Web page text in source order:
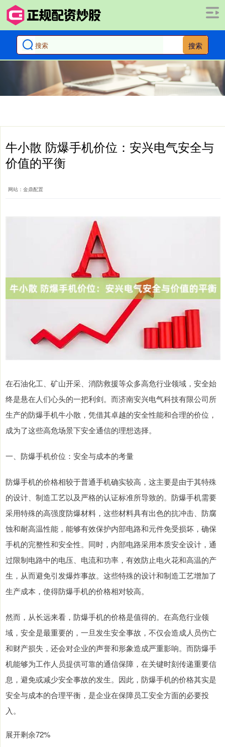
搜索
牛小散 防爆手机价位：安兴电气安全与
价值的平衡
网站：金鼎配置
在石油化工、矿山开采、消防救援等众多高危行业领域，安全始
终是悬在人们心头的一把利剑。而济南安兴电气科技有限公司所
生产的防爆手机牛小散，凭借其卓越的安全性能和合理的价位，
成为了这些高危场景下安全通信的理想选择。
一、防爆手机价位：安全与成本的考量
防爆手机的价格相较于普通手机确实较高，这主要是由于其特殊
的设计、制造工艺以及严格的认证标准所导致的。防爆手机需要
采用特殊的高强度防爆材料，这些材料具有出色的抗冲击、防腐
蚀和耐高温性能，能够有效保护内部电路和元件免受损坏，确保
手机的完整性和安全性。同时，内部电路采用本质安全设计，通
过限制电路中的电压、电流和功率，有效防止电火花和高温的产
生，从而避免引发爆炸事故。这些特殊的设计和制造工艺增加了
生产成本，使得防爆手机的价格相对较高。
然而，从长远来看，防爆手机的价格是值得的。在高危行业领
域，安全是最重要的，一旦发生安全事故，不仅会造成人员伤亡
和财产损失，还会对企业的声誉和形象造成严重影响。而防爆手
机能够为工作人员提供可靠的通信保障，在关键时刻传递重要信
息，避免或减少安全事故的发生。因此，防爆手机的价格其实是
安全与成本的合理平衡，是企业在保障员工安全方面的必要投
入。
展开剩余72%